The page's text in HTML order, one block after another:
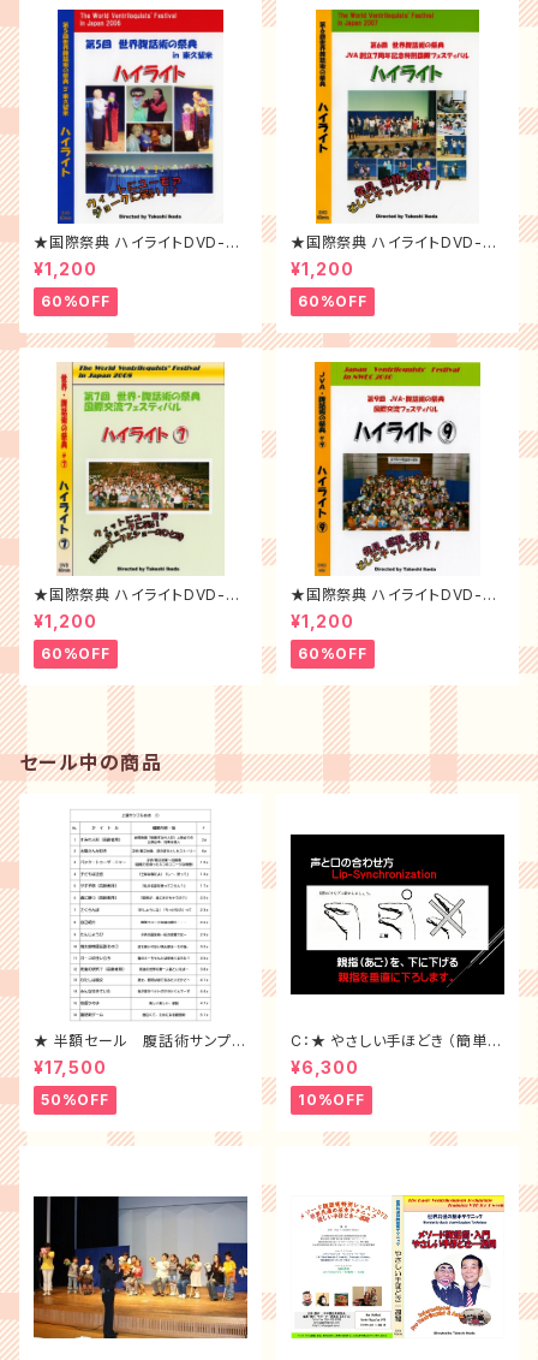
★国際祭典 ハイライトDVD-20
06年
¥1,200
60%OFF
★国際祭典 ハイライトDVD-20
07年
¥1,200
60%OFF
★国際祭典 ハイライトDVD-20
08年
¥1,200
60%OFF
★国際祭典 ハイライトDVD-20
10年
¥1,200
60%OFF
セール中の商品
★ 半額セール 腹話術サンプル
台本10冊 （ 1~10 ）全セット
¥17,500
50%OFF
C：★ やさしい手ほどき （簡単に
習得 DVD）
¥6,300
10%OFF